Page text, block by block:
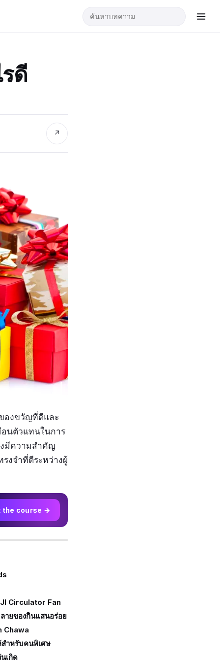
ดี
↗
องขวัญที่ดีและ
นตัวแทนในการ
มีความสำคัญ
งจำที่ดีระหว่างผู้
the course →
Circulator Fan
ายของกินแสนอร่อย
Chawa
สำหรับคนพิเศษ
เกิด